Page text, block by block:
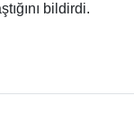
bildirdi.